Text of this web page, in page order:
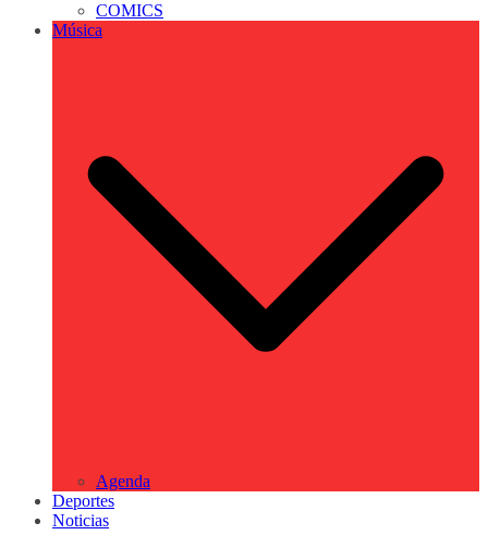
COMICS
Música
Agenda
Deportes
Noticias